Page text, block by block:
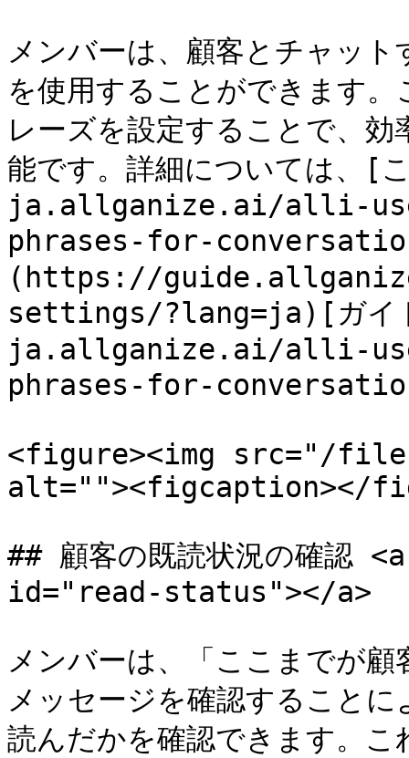
メンバーは、顧客とチャッ
を使用することができます
レーズを設定することで、
能です。詳細については
ja.allganize.ai/alli-
phrases-for-
(https://
settings/?lang=ja)[ガ
ja.allganize.ai/alli-
phrases-for-
<figure><img src="/
alt=""><figcaption></
## 顧客の既読状況の確
id="read-status"></a>
メンバーは、「ここまでが
メッセージを確認すること
読んだかを確認できます。